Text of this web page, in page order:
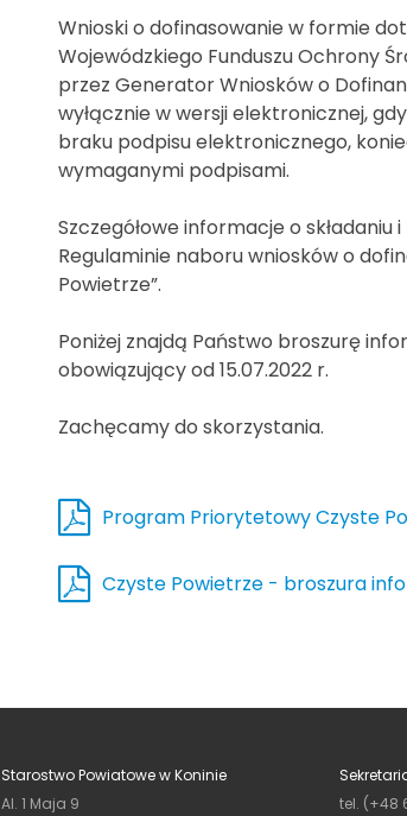
Wnioski o dofinasowanie w formie
Wojewódzkiego Funduszu Ochrony
przez Generator Wniosków o
wyłącznie w wersji elektronicznej,
braku podpisu elektronicznego,
wymaganymi podpisami.
Szczegółowe informacje o
Regulaminie naboru wniosków o
Powietrze”.
Poniżej znajdą Państwo broszurę
obowiązujący od 15.07.2022 r.
Zachęcamy do skorzystania.
Program Priorytetowy Czyste
Czyste Powietrze - broszura
Starostwo Powiatowe w Koninie
Al. 1 Maja 9
tel. (+48